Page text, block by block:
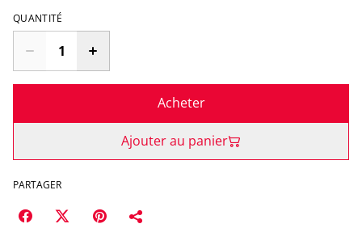
QUANTITÉ
Acheter
Ajouter au panier
PARTAGER